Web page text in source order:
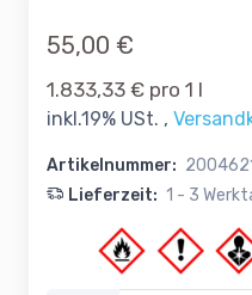
55,00 €
1.833,33 € pro 1 l
inkl.19% USt. ,
Artikelnummer:
Lieferzeit: 1 - 3